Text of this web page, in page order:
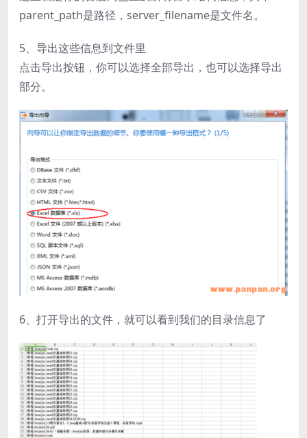
parent_path是路径，server_filename是文件名。
5、导出这些信息到文件里
点击导出按钮，你可以选择全部导出，也可以选择导出
部分。
6、打开导出的文件，就可以看到我们的目录信息了